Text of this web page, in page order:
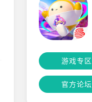
游戏专区
官方论坛